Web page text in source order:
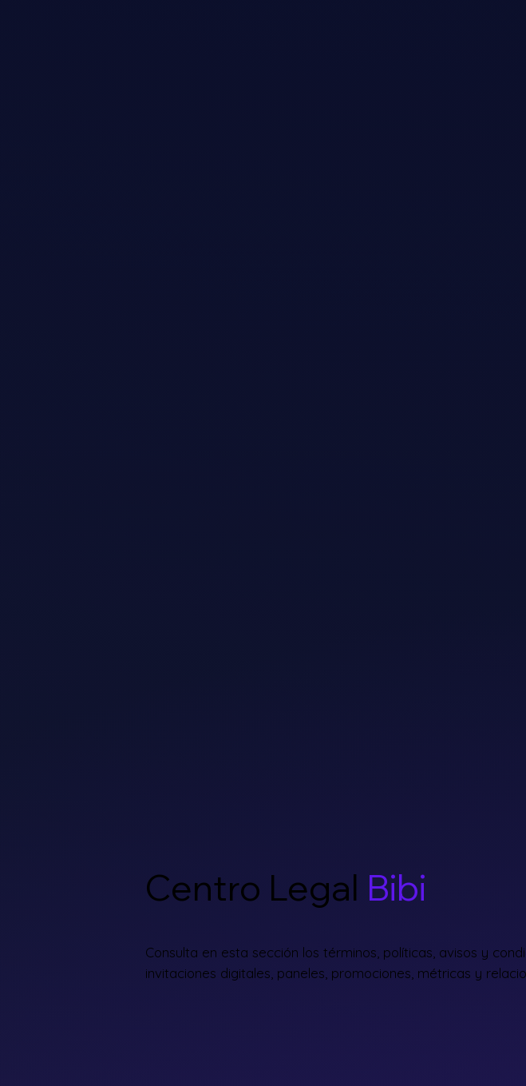
Centro Legal Bibi
Consulta en esta sección los términos, políticas, avisos y
invitaciones digitales, paneles, promociones, métricas y